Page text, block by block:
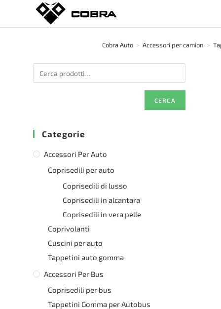
contenuto
Cobra Auto > Accessori per camion >
CERCA
Categorie
Accessori Per Auto
Coprisedili per auto
Coprisedili di lusso
Coprisedili in alcantara
Coprisedili in vera pelle
Coprivolanti
Cuscini per auto
Tappetini auto gomma
Accessori Per Bus
Coprisedili per bus
Tappetini Gomma per Autobus